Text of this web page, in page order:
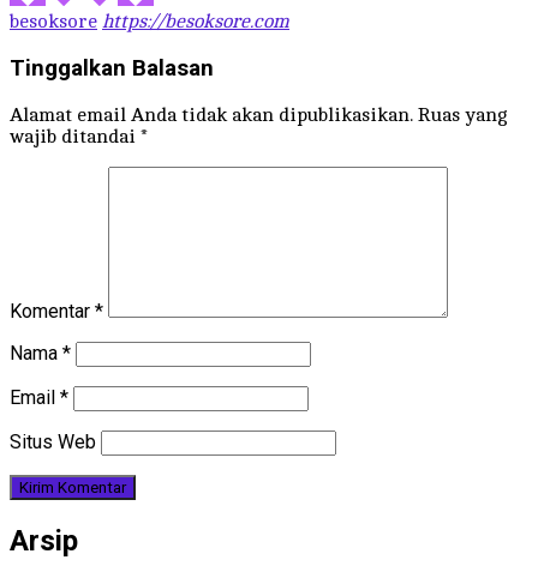
besoksore https://besoksore.com
Tinggalkan Balasan
Alamat email Anda tidak akan dipublikasikan. Ruas yang
wajib ditandai *
Komentar *
Nama *
Email *
Situs Web
Arsip